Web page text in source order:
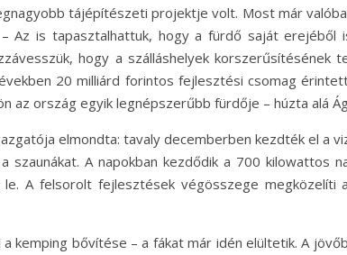
tájépítészeti projektje volt. Most már
Az is tapasztalhattuk, hogy a fürdő saját erejéből
hogy a szálláshelyek
20 milliárd forintos fejlesztési csomag
az ország egyik legnépszerűbb fürdője – húzta alá
elmondta: tavaly decemberben kezdték el a
szaunákat. A napokban kezdődik a 700 kilowattos
A felsorolt fejlesztések végösszege
kemping bővítése – a fákat már idén elültetik. A